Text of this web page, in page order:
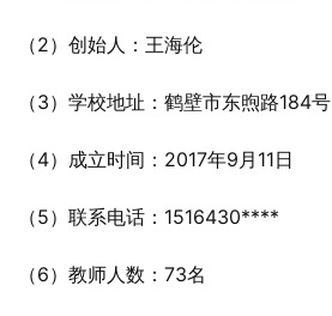
（2）创始人：王海伦
（3）学校地址：鹤壁市东煦路184号
（4）成立时间：2017年9月11日
（5）联系电话：1516430****
（6）教师人数：73名